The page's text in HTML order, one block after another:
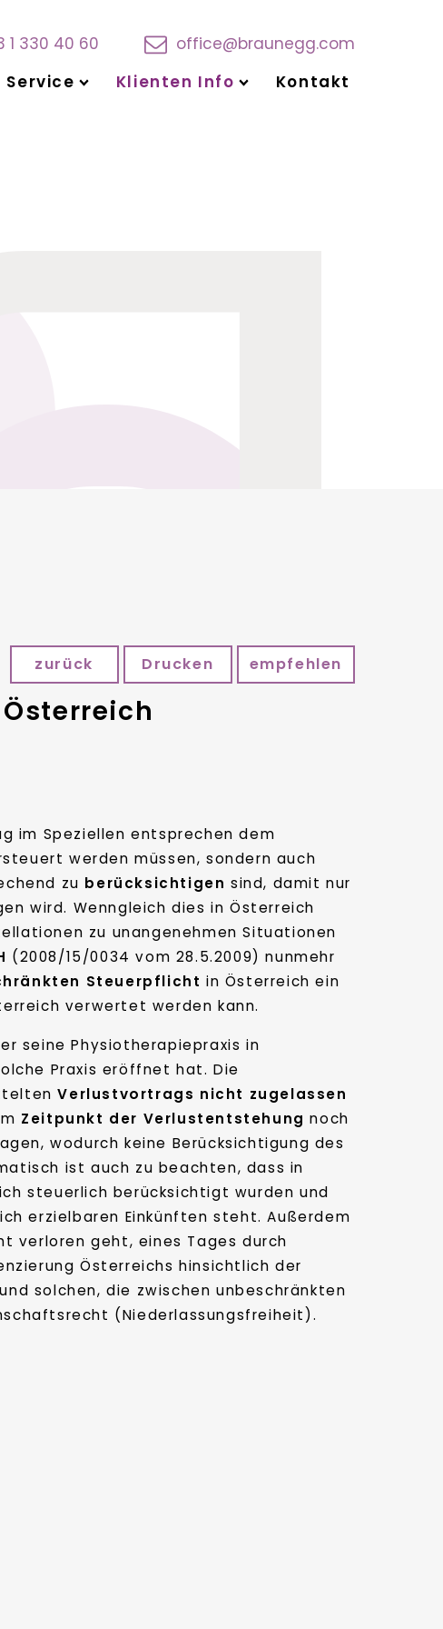
1 330 40 60
office@braunegg.com
Service Klienten Info Kontakt
zurück Drucken empfehlen
im Speziellen entsprechen dem
werden müssen, sondern auch
zu berücksichtigen sind, damit nur
wird. Wenngleich dies in Österreich
zu unangenehmen Situationen
(2008/15/0034 vom 28.5.2009) nunmehr
Steuerpflicht in Österreich ein
verwertet werden kann.
seine Physiotherapiepraxis in
Praxis eröffnet hat. Die
Verlustvortrags nicht zugelassen
Zeitpunkt der Verlustentstehung noch
wodurch keine Berücksichtigung des
ist auch zu beachten, dass in
steuerlich berücksichtigt wurden und
erzielbaren Einkünften steht. Außerdem
verloren geht, eines Tages durch
Österreichs hinsichtlich der
solchen, die zwischen unbeschränkten
(Niederlassungsfreiheit).